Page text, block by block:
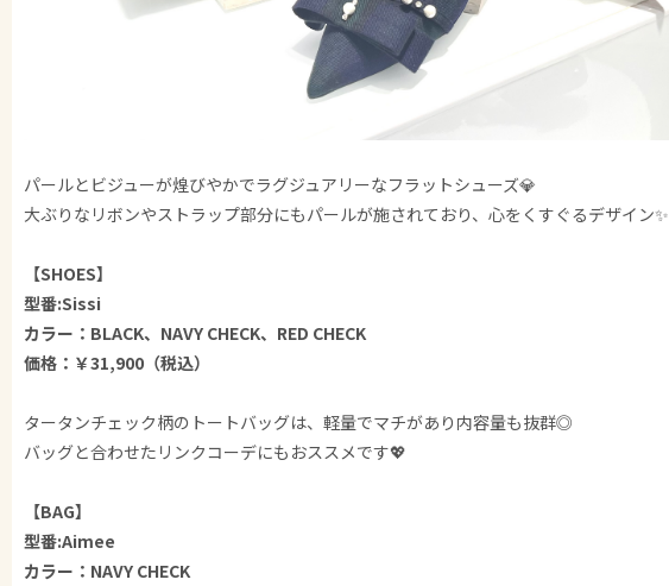
パールとビジューが煌びやかでラグジュアリーなフラットシューズ💎
大ぶりなリボンやストラップ部分にもパールが施されており、心をくすぐるデザイン✨
【SHOES】
型番:Sissi
カラー：BLACK、NAVY CHECK、RED CHECK
価格：￥31,900（税込）
タータンチェック柄のトートバッグは、軽量でマチがあり内容量も抜群◎
バッグと合わせたリンクコーデにもおススメです💖
【BAG】
型番:Aimee
カラー：NAVY CHECK